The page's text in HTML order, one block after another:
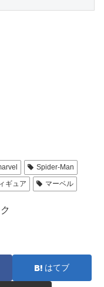
Spider-Man
ギュア マーベル
はてブ